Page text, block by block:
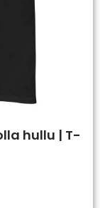
hullu | T-